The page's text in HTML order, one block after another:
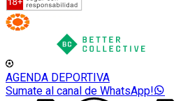
AGENDA DEPORTIVA
Sumate al canal de WhatsApp!